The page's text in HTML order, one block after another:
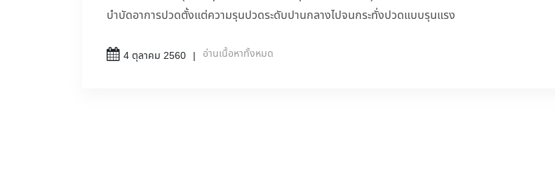
บำบัดอาการปวดตั้งแต่ความรุนปวดระดับปานกลางไปจนกระทั่งปวดแบบรุนแรง
4 ตุลาคม 2560 อ่านเนื้อหาทั้งหมด